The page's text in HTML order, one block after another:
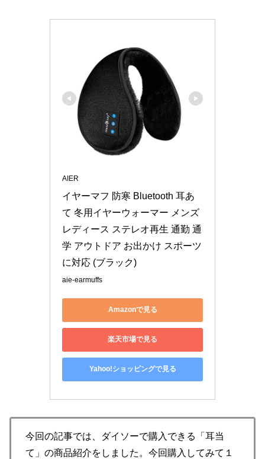
AIER
イヤーマフ 防寒 Bluetooth 耳あ
て 冬用イヤーウォーマー メンズ
レディース ステレオ再生 通勤 通
学 アウトドア お出かけ スポーツ
に対応 (ブラック)
aie-earmuffs
Amazonで見る
楽天市場で見る
Yahoo!ショッピングで見る
今回の記事では、ダイソーで購入できる「耳当
て」の商品紹介をしました。今回購入してみて１